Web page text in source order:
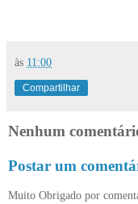
às 11:00
Compartilhar
Nenhum
Postar um
Muito Obrigado por